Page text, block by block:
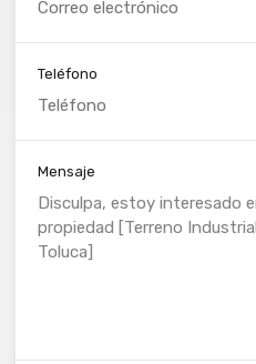
Teléfono
Mensaje